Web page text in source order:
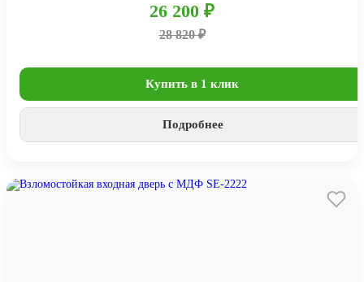
26 200 ₽
28 820 ₽
Купить в 1 клик
Подробнее